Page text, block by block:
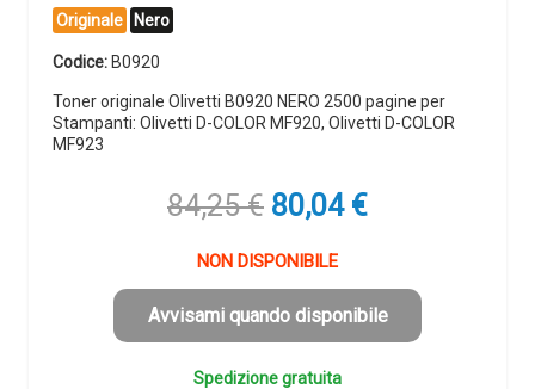
Originale Nero
Codice: B0920
Toner originale Olivetti B0920 NERO 2500 pagine per
Stampanti: Olivetti D-COLOR MF920, Olivetti D-COLOR
MF923
84,25€ Il
originale
era:
84,25 €.
80,04 €Il
è:
80,04 €.
NON DISPONIBILE
Avvisami quando disponibile
Spedizione gratuita